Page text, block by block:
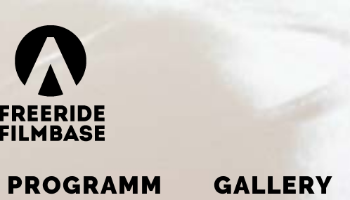
PROGRAMM GALLERY